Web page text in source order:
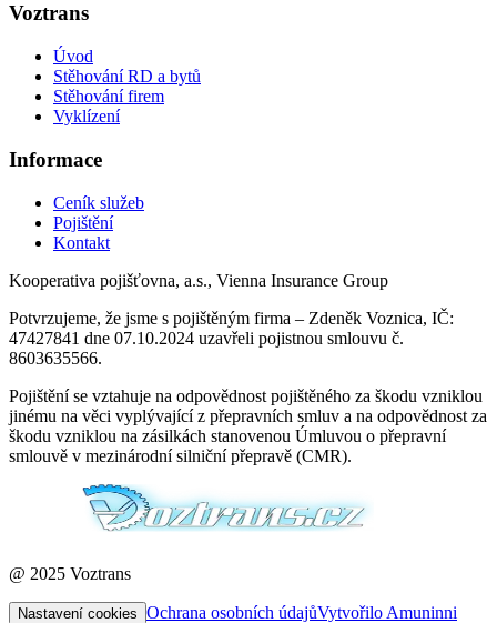
Voztrans
Úvod
Stěhování RD a bytů
Stěhování firem
Vyklízení
Informace
Ceník služeb
Pojištění
Kontakt
Kooperativa pojišťovna, a.s., Vienna Insurance Group
Potvrzujeme, že jsme s pojištěným firma – Zdeněk Voznica, IČ:
47427841 dne 07.10.2024 uzavřeli pojistnou smlouvu č.
8603635566.
Pojištění se vztahuje na odpovědnost pojištěného za škodu vzniklou
jinému na věci vyplývající z přepravních smluv a na odpovědnost za
škodu vzniklou na zásilkách stanovenou Úmluvou o přepravní
smlouvě v mezinárodní silniční přepravě (CMR).
@ 2025 Voztrans
Nastavení cookies Ochrana osobních údajůVytvořilo Amuninni